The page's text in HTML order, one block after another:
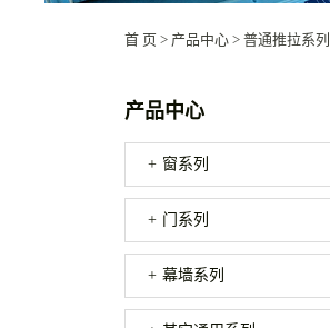
首 页 > 产品中心 > 普通推拉系列
产品中心
窗系列
门系列
幕墙系列